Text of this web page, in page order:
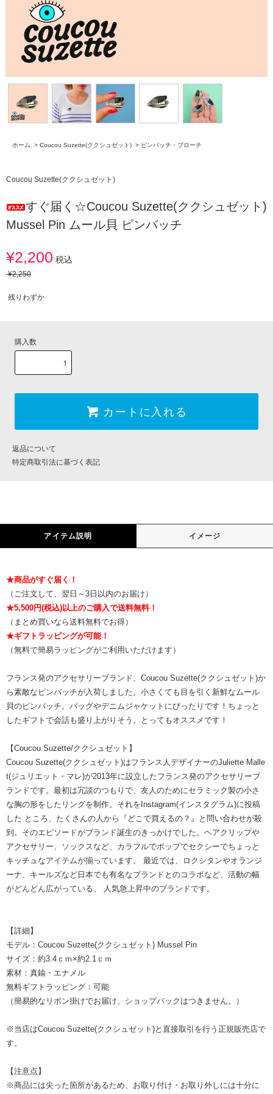
ホーム > Coucou Suzette(ククシュゼット) > ピンバッチ・ブローチ
Coucou Suzette(ククシュゼット)
すぐ届く☆Coucou Suzette(ククシュゼット)
Mussel Pin ムール貝 ピンバッチ
¥2,200 税込
¥2,250
残りわずか
購入数
カートに入れる
返品について
特定商取引法に基づく表記
アイテム説明 イメージ
★商品がすぐ届く！
（ご注文して、翌日～3日以内のお届け）
★5,500円(税込)以上のご購入で送料無料！
（まとめ買いなら送料無料でお得）
★ギフトラッピングが可能！
（無料で簡易ラッピングがご利用いただけます）
フランス発のアクセサリーブランド、Coucou Suzette(ククシュゼット)か
ら素敵なピンバッチが入荷しました。小さくても目を引く新鮮なムール
貝のピンバッチ。バッグやデニムジャケットにぴったりです！ちょっと
したギフトで会話も盛り上がりそう。とってもオススメです！
【Coucou Suzette/ククシュゼット】
Coucou Suzette(ククシュゼット)はフランス人デザイナーのJuliette Malle
t(ジュリエット・マレ)が2013年に設立したフランス発のアクセサリーブ
ランドです。最初は冗談のつもりで、友人のためにセラミック製の小さ
な胸の形をしたリングを制作。それをInstagram(インスタグラム)に投稿
した ところ、たくさんの人から『どこで買えるの？』と問い合わせが殺
到。そのエピソードがブランド誕生のきっかけでした。ヘアクリップや
アクセサリー、ソックスなど、カラフルでポップでセクシーでちょっと
キッチュなアイテムが揃っています。 最近では、ロクシタンやオランジ
ーナ、キールズなど日本でも有名なブランドとのコラボなど、活動の幅
がどんどん広がっている、 人気急上昇中のブランドです。
【詳細】
モデル：Coucou Suzette(ククシュゼット) Mussel Pin
サイズ：約3.4ｃｍ×約2.1ｃｍ
素材：真鍮・エナメル
無料ギフトラッピング：可能
（簡易的なリボン掛けでお届け、ショップバックはつきません。）
※当店はCoucou Suzette(ククシュゼット)と直接取引を行う正規販売店で
す。
【注意点】
※商品には尖った箇所があるため、お取り付け・お取り外しには十分に